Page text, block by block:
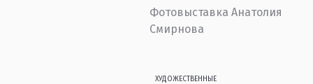
Фотовыставка Анатолия
Смирнова
ХУДОЖЕСТВЕННЫЕ